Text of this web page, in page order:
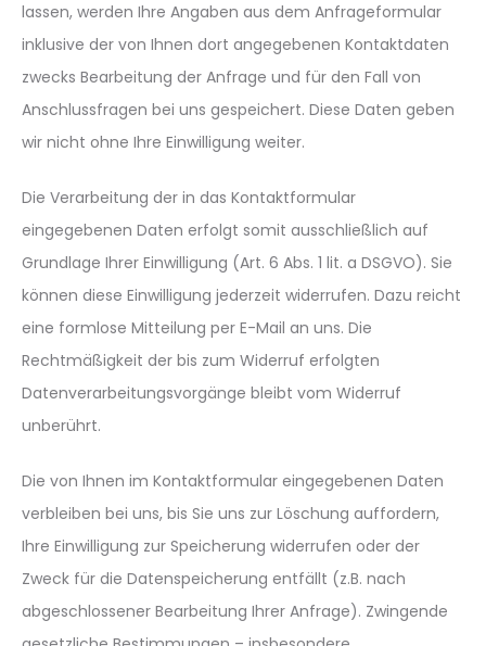
lassen, werden Ihre Angaben aus dem Anfrageformular
inklusive der von Ihnen dort angegebenen Kontaktdaten
zwecks Bearbeitung der Anfrage und für den Fall von
Anschlussfragen bei uns gespeichert. Diese Daten geben
wir nicht ohne Ihre Einwilligung weiter.
Die Verarbeitung der in das Kontaktformular
eingegebenen Daten erfolgt somit ausschließlich auf
Grundlage Ihrer Einwilligung (Art. 6 Abs. 1 lit. a DSGVO). Sie
können diese Einwilligung jederzeit widerrufen. Dazu reicht
eine formlose Mitteilung per E-Mail an uns. Die
Rechtmäßigkeit der bis zum Widerruf erfolgten
Datenverarbeitungsvorgänge bleibt vom Widerruf
unberührt.
Die von Ihnen im Kontaktformular eingegebenen Daten
verbleiben bei uns, bis Sie uns zur Löschung auffordern,
Ihre Einwilligung zur Speicherung widerrufen oder der
Zweck für die Datenspeicherung entfällt (z.B. nach
abgeschlossener Bearbeitung Ihrer Anfrage). Zwingende